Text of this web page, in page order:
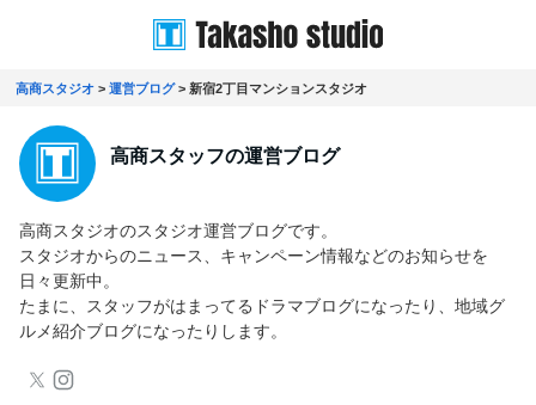
高商スタジオ >運営ブログ>新宿2丁目マンションスタジオ
高商スタッフの運営ブログ
高商スタジオのスタジオ運営ブログです。
スタジオからのニュース、キャンペーン情報などのお知らせを
日々更新中。
たまに、スタッフがはまってるドラマブログになったり、地域グ
ルメ紹介ブログになったりします。